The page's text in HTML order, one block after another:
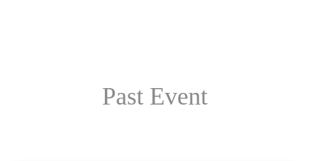
Past Event